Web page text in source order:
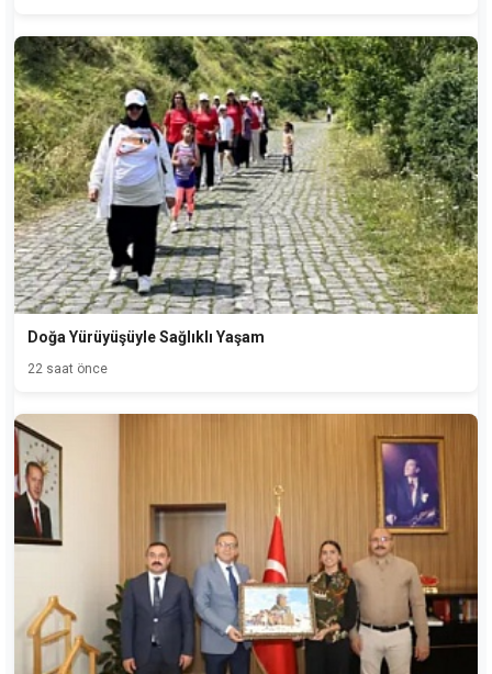
Doğa Yürüyüşüyle Sağlıklı Yaşam
22 saat önce